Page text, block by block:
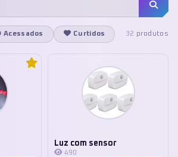
Acessados Curtidos 32 produtos
Luz com sensor
490